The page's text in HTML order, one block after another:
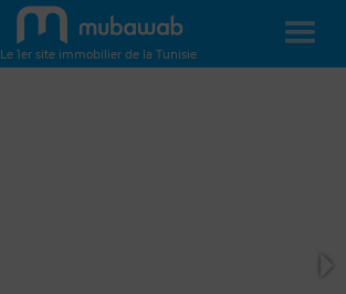
Le 1er site immobilier de la Tunisie